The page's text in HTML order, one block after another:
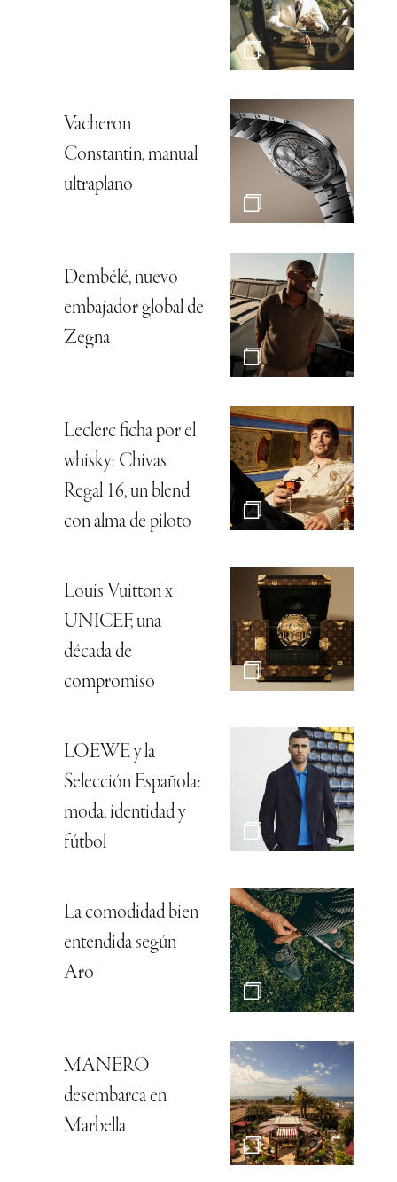
Vacheron
Constantin, manual
ultraplano
Dembélé, nuevo
embajador global de
Zegna
Leclerc ficha por el
whisky: Chivas
Regal 16, un blend
con alma de piloto
Louis Vuitton x
UNICEF, una
década de
compromiso
LOEWE y la
Selección Española:
moda, identidad y
fútbol
La comodidad bien
entendida según
Aro
MANERO
desembarca en
Marbella